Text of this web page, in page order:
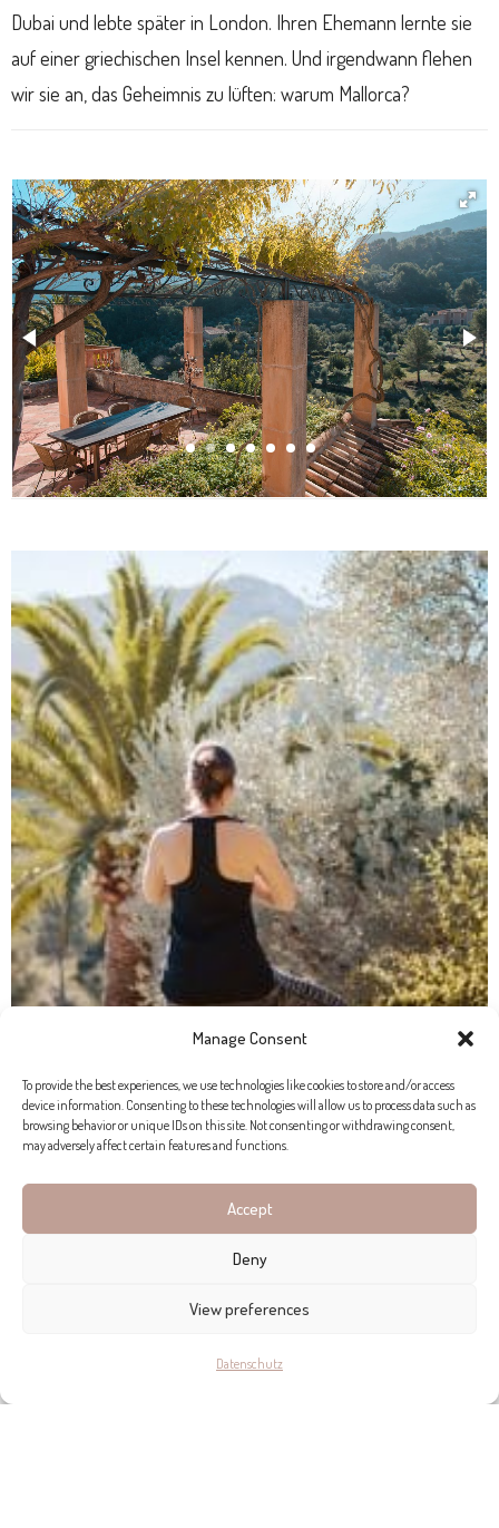
Manage Consent
To provide the best experiences, we use technologies like cookies to store and/or access
device information. Consenting to these technologies will allow us to process data such as
browsing behavior or unique IDs on this site. Not consenting or withdrawing consent,
may adversely affect certain features and functions.
Accept
Deny
View preferences
Datenschutz
Dubai und lebte später in London. Ihren Ehemann lernte sie
auf einer griechischen Insel kennen. Und irgendwann flehen
wir sie an, das Geheimnis zu lüften: warum Mallorca?
Ihr Mann Nicholas – halb Amerikaner, halb Deutscher – erweist